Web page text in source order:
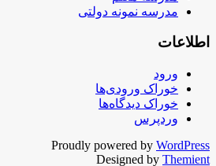
مدرسه نمونه دولتی
اطلاعات
ورود
خوراک ورودی‌ها
خوراک دیدگاه‌ها
وردپرس
Proudly powered by WordPress
Designed by Themient